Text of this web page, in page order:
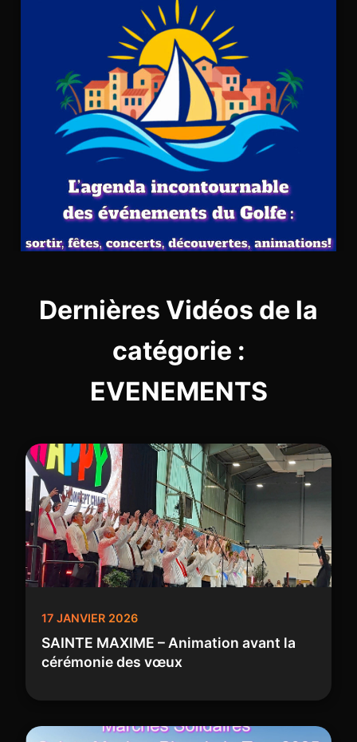
Dernières Vidéos de la
catégorie :
EVENEMENTS
17 JANVIER 2026
SAINTE MAXIME – Animation avant la
cérémonie des vœux